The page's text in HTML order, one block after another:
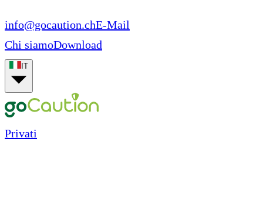
info@gocaution.chE-Mail
Chi siamoDownload
IT
Privati